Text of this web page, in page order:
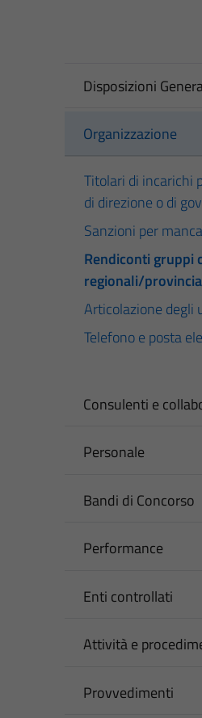
Disposizioni
Organizzazione
Titolari di incarichi
di direzione o di
Sanzioni per
Rendiconti gruppi
regionali/
Articolazione degli
Telefono e posta
Consulenti e
Personale
Bandi di Concorso
Performance
Enti controllati
Attività e
Provvedimenti